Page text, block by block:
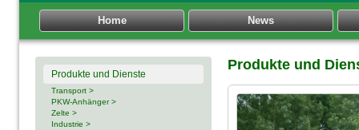
Home News
Produkte und Dienste
Transport >
PKW-Anhänger >
Zelte >
Industrie >
Produkte und